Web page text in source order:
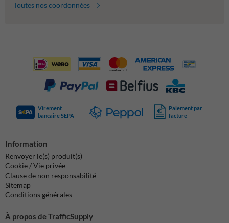
Toutes nos coordonnées
Virement
bancaire SEPA
Paiement par
facture
Information
Renvoyer le(s) produit(s)
Cookie / Vie privée
Clause de non responsabilité
Sitemap
Conditions générales
À propos de TrafficSupply